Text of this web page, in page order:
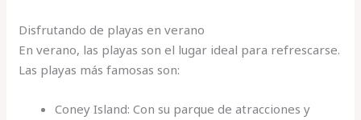
Disfrutando de playas en verano
En verano, las playas son el lugar ideal para refrescarse.
Las playas más famosas son:
Coney Island: Con su parque de atracciones y